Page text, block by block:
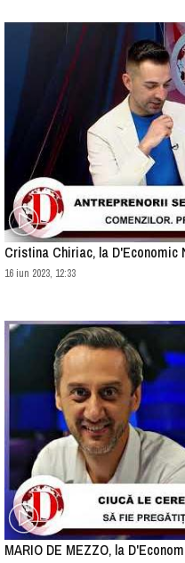
Cristina Chiriac, la D'Economic
16 iun 2023, 12:33
MARIO DE MEZZO, la